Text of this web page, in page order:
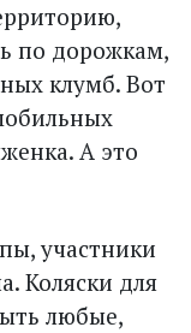
по дорожкам,
клумб. Вот
А это
участники
Коляски для
любые,